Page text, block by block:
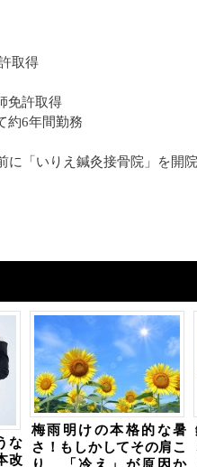
取得
免許取得
約6年間勤務
に「いりえ鍼灸接骨院」を開院
な
改
梅雨明けの本格的な暑
さ！もしかしてその肩こ